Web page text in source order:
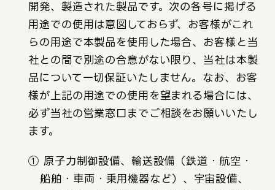
開発、製造された製品です。次の各号に掲げる
用途での使用は意図しておらず、お客様がこれ
らの用途で本製品を使用した場合、お客様と当
社との間で別途の合意がない限り、当社は本製
品について一切保証いたしません。なお、お客
様が上記の用途での使用を望まれる場合には、
必ず当社の営業窓口までご相談をお願いいたし
ます。
① 原子力制御設備、輸送設備（鉄道・航空・
船舶・車両・乗用機器など）、宇宙設備、